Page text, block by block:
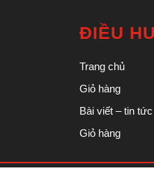
ĐIỀU
Trang chủ
Giỏ hàng
Bài viết – tin tức
Giỏ hàng